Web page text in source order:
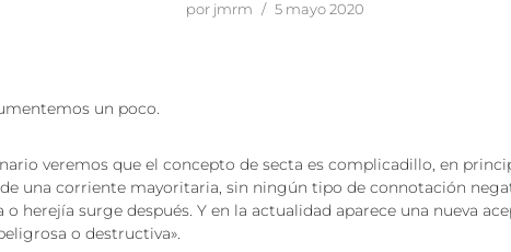
por jmrm 5 mayo 2020
un poco.
veremos que el concepto de secta es complicadillo, en
una corriente mayoritaria, sin ningún tipo de connotación
o herejía surge después. Y en la actualidad aparece una nueva
o destructiva».